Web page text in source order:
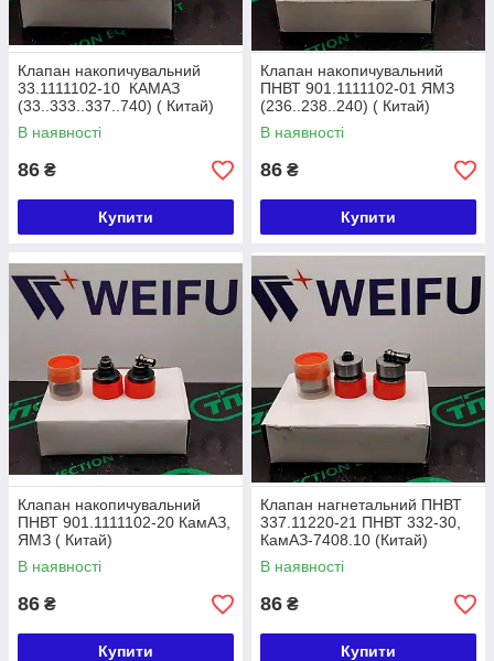
Клапан накопичувальний
33.1111102-10 КАМАЗ
(33..333..337..740) ( Китай)
В наявності
86 ₴
Купити
Клапан накопичувальний
ПНВТ 901.1111102-01 ЯМЗ
(236..238..240) ( Китай)
В наявності
86 ₴
Купити
Клапан накопичувальний
ПНВТ 901.1111102-20 КамАЗ,
ЯМЗ ( Китай)
В наявності
86 ₴
Купити
Клапан нагнетальний ПНВТ
337.11220-21 ПНВТ 332-30,
КамАЗ-7408.10 (Китай)
В наявності
86 ₴
Купити